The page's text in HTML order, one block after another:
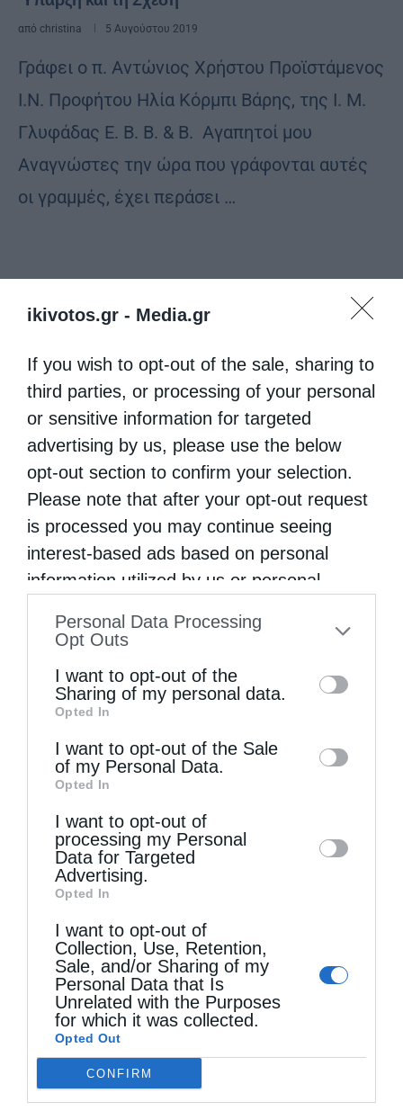
ikivotos.gr - Media.gr
If you wish to opt-out of the sale, sharing to
third parties, or processing of your personal
or sensitive information for targeted
advertising by us, please use the below
opt-out section to confirm your selection.
Please note that after your opt-out request
is processed you may continue seeing
interest-based ads based on personal
information utilized by us or personal
to your opt-out. You may separately opt-out
information by third parties on the IAB’s list
of downstream participants. This
information may also be disclosed by us to
third parties on theIAB’s List of
Downstream Participants
disclose it to other third parties.
Personal Data Processing
Opt Outs
I want to opt-out of the
Sharing of my personal data.
Opted In
I want to opt-out of the Sale
of my Personal Data.
Opted In
I want to opt-out of
processing my Personal
Data for Targeted
Advertising.
Opted In
I want to opt-out of
Collection, Use, Retention,
Sale, and/or Sharing of my
Personal Data that Is
Unrelated with the Purposes
for which it was collected.
Opted Out
CONFIRM
από christina 5 Αυγούστου 2019
Γράφει ο π. Αντώνιος Χρήστου Προϊστάμενος
Ι.Ν. Προφήτου Ηλία Κόρμπι Βάρης, της Ι. Μ.
Γλυφάδας Ε. Β. Β. & Β. Αγαπητοί μου
Αναγνώστες την ώρα που γράφονται αυτές
οι γραμμές, έχει περάσει …
Τελευταία άρθρα
Επίσκεψη του Δ/ντού της Β/θμιας Εκπαίδευσης
στον Μητροπολίτη Δημητριάδος
Κακό και εκδίκηση
Χειροτονία Διακόνου από τον Αρχιεπίσκοπο
Αυστραλίας στην Ιερά Επισκοπή Χώρας